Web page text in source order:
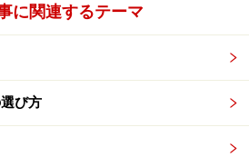
に関連するテーマ
び方